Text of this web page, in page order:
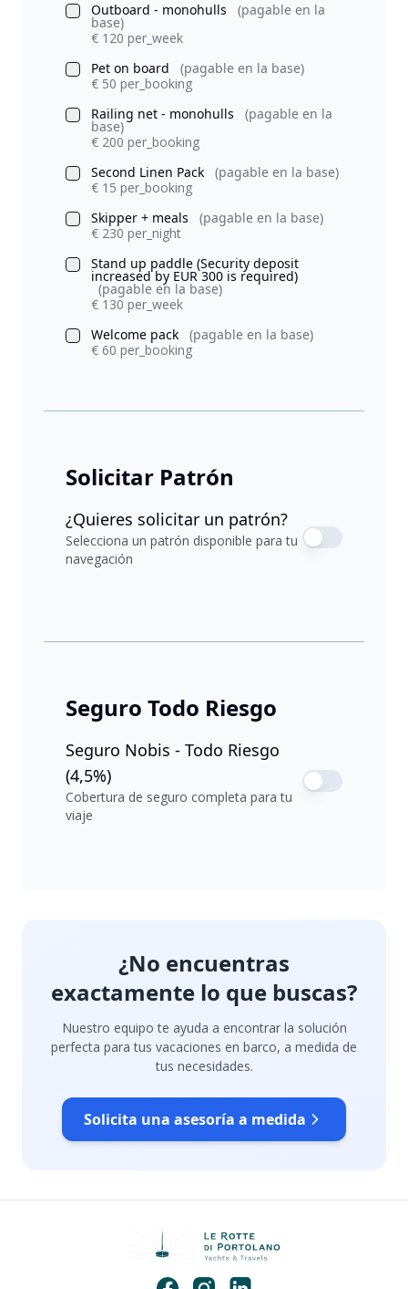
Outboard - monohulls
(pagable en la
base)
€ 120 per_week
Pet on board
(pagable en la base)
€ 50 per_booking
Railing net - monohulls
(pagable en la
base)
€ 200 per_booking
Second Linen Pack
(pagable en la base)
€ 15 per_booking
Skipper + meals
(pagable en la base)
€ 230 per_night
Stand up paddle (Security deposit
increased by EUR 300 is required)
(pagable en la base)
€ 130 per_week
Welcome pack
(pagable en la base)
€ 60 per_booking
Solicitar Patrón
¿Quieres solicitar un patrón?
Selecciona un patrón disponible para tu
navegación
Seguro Todo Riesgo
Seguro Nobis - Todo Riesgo
(4,5%)
Cobertura de seguro completa para tu
viaje
¿No encuentras
exactamente lo que buscas?
Nuestro equipo te ayuda a encontrar la solución
perfecta para tus vacaciones en barco, a medida de
tus necesidades.
Solicita una asesoría a medida